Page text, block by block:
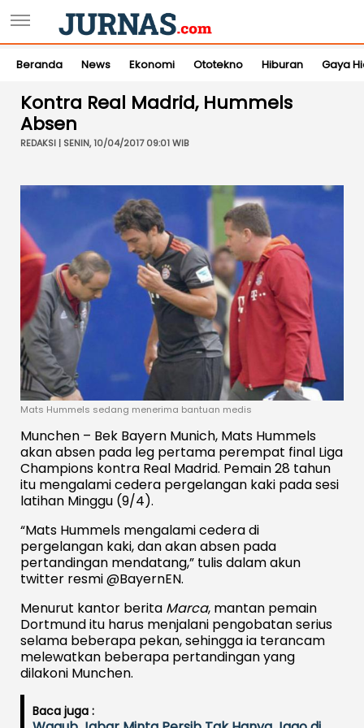
Beranda News Ekonomi Ototekno Hiburan Gaya
Kontra Real Madrid, Hummels
Absen
REDAKSI | SENIN, 10/04/2017 09:01 WIB
Mats Hummels sedang menerima bantuan medis
Munchen – Bek Bayern Munich, Mats Hummels
akan absen pada leg pertama perempat final Liga
Champions kontra Real Madrid. Pemain 28 tahun
itu mengalami cedera pergelangan kaki pada sesi
latihan Minggu (9/4).
“Mats Hummels mengalami cedera di
pergelangan kaki, dan akan absen pada
pertandingan mendatang,” tulis dalam akun
twitter resmi @BayernEN.
Menurut kantor berita Marca, mantan pemain
Dortmund itu harus menjalani pengobatan serius
selama beberapa pekan, sehingga ia terancam
melewatkan beberapa pertandingan yang
dilakoni Munchen.
Baca juga :